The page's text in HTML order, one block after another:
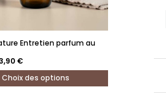
Entretien parfum au
:
€.
€Le
prix
actuel
est :
53,90 €.
Choix des options